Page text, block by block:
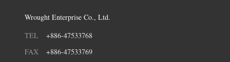
Wrought Enterprise Co., Ltd.
TEL
+886-47533768
FAX
+886-47533769